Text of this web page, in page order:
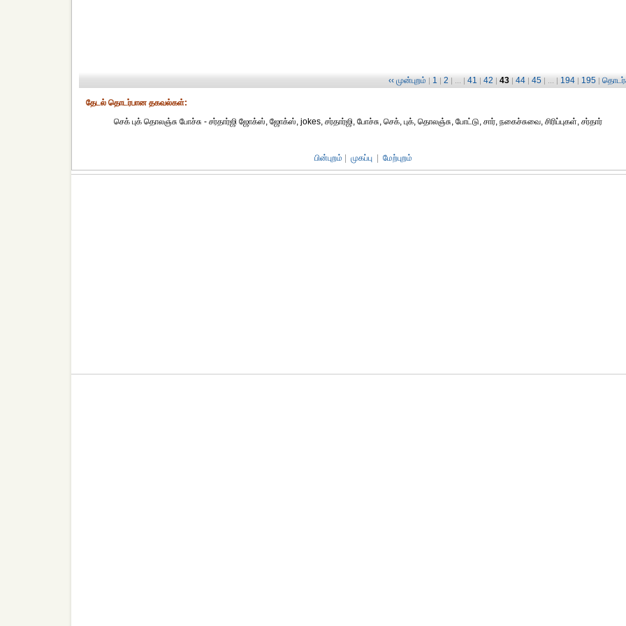
‹‹ முன்புறம் | 1 | 2 | ... | 41 | 42 | 43 | 44 | 45 | ... | 194 | 195 |
தேட‌ல் தொட‌ர்பான தகவ‌ல்க‌ள்:
செக் புக் தொலஞ்சு போச்சு - சர்தார்ஜி ஜோக்ஸ், ஜோக்ஸ், jokes, சர்தார்ஜி, போச்சு, செக், புக், தொலஞ்சு, போட்டு, சார், நகைச்சுவை, சிரிப்புகள், சர்தார்
பின்புறம் முகப்பு மேற்புறம்